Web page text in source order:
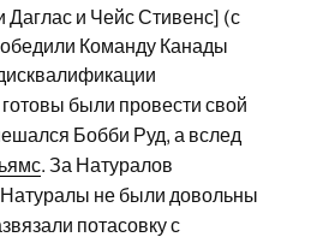
и Чейс Стивенс] (с
Команду Канады
были провести свой
Бобби Руд, а вслед
. За Натуралов
Натуралы не были довольны
потасовку с